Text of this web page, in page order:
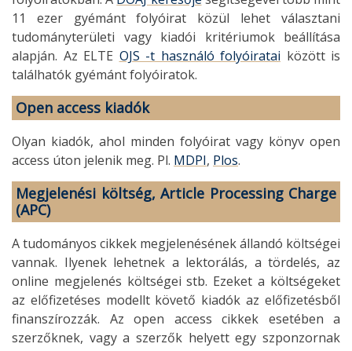
11 ezer gyémánt folyóirat közül lehet választani
tudományterületi vagy kiadói kritériumok beállítása
alapján. Az ELTE OJS -t használó folyóiratai között is
találhatók gyémánt folyóiratok.
Open access kiadók
Olyan kiadók, ahol minden folyóirat vagy könyv open
access úton jelenik meg. Pl. MDPI, Plos.
Megjelenési költség, Article Processing Charge
(APC)
A tudományos cikkek megjelenésének állandó költségei
vannak. Ilyenek lehetnek a lektorálás, a tördelés, az
online megjelenés költségei stb. Ezeket a költségeket
az előfizetéses modellt követő kiadók az előfizetésből
finanszírozzák. Az open access cikkek esetében a
szerzőknek, vagy a szerzők helyett egy szponzornak